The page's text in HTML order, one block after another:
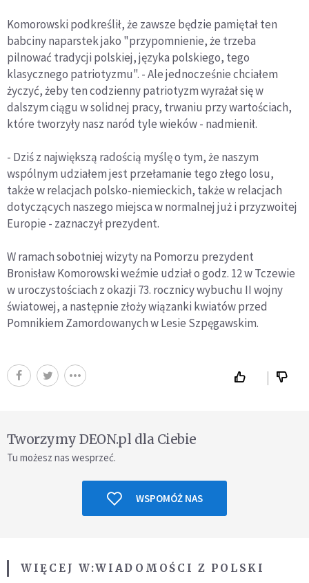
Komorowski podkreślił, że zawsze będzie pamiętał ten
babciny naparstek jako "przypomnienie, że trzeba
pilnować tradycji polskiej, języka polskiego, tego
klasycznego patriotyzmu". - Ale jednocześnie chciałem
życzyć, żeby ten codzienny patriotyzm wyrażał się w
dalszym ciągu w solidnej pracy, trwaniu przy wartościach,
które tworzyły nasz naród tyle wieków - nadmienił.
- Dziś z największą radością myślę o tym, że naszym
wspólnym udziałem jest przełamanie tego złego losu,
także w relacjach polsko-niemieckich, także w relacjach
dotyczących naszego miejsca w normalnej już i przyzwoitej
Europie - zaznaczył prezydent.
W ramach sobotniej wizyty na Pomorzu prezydent
Bronisław Komorowski weźmie udział o godz. 12 w Tczewie
w uroczystościach z okazji 73. rocznicy wybuchu II wojny
światowej, a następnie złoży wiązanki kwiatów przed
Pomnikiem Zamordowanych w Lesie Szpęgawskim.
Tworzymy DEON.pl dla Ciebie
Tu możesz nas wesprzeć.
WSPOMÓŻ NAS
WIĘCEJ W:WIADOMOŚCI Z POLSKI